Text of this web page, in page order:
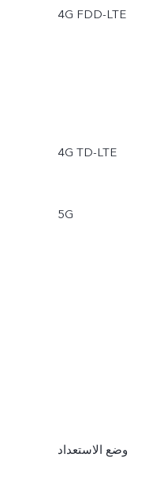
4G FDD-LTE
4G TD-LTE
5G
وضع الاستعداد